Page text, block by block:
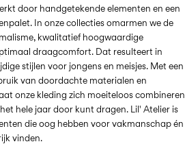
door handgetekende elementen en een
In onze collecties omarmen we de
kwalitatief hoogwaardige
draagcomfort. Dat resulteert in
stijlen voor jongens en meisjes. Met een
van doordachte materialen en
onze kleding zich moeiteloos combineren
hele jaar door kunt dragen. Lil' Atelier is
die oog hebben voor vakmanschap én
vinden.